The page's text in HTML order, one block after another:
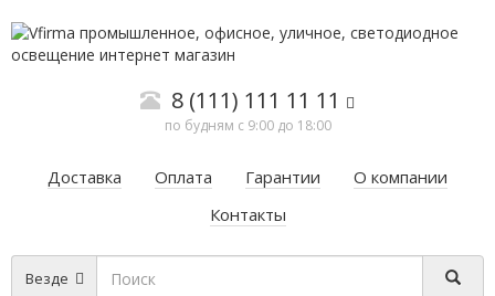
8 (111) 111 11 11
по будням с 9:00 до 18:00
Доставка Оплата Гарантии
О компании
Контакты
Везде